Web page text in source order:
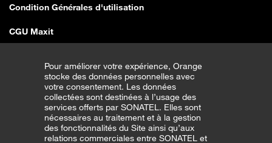
Pour améliorer votre expérience, Orange
stocke des données personnelles avec
votre consentement. Les données
collectées sont destinées à l’usage des
services offerts par SONATEL. Elles sont
nécessaires au traitement et à la gestion
des fonctionnalités du Site ainsi qu’aux
relations commerciales entre SONATEL et
Condition Générales d'utilisation
CGU Maxit
Traitement erreurs de vente SEDDO
Couverture Réseau
CGU Transfert Bonus